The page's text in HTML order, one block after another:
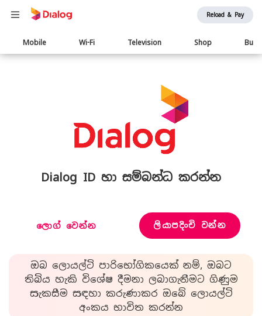
Reload & Pay
Main
navigation
Mobile Wi-Fi Television Shop
Dialog ID හා සම්බන්ධ කරන්න
ලොග් වෙන්න ලියාපදිංචි වන්න
ඔබ ලොයල්ටි පාරිභෝගිකයෙක් නම්, ඔබට
තිබිය හැකි විශේෂ දීමනා ලබාගැනීමට ගිණුම
සැකසීම සඳහා කරුණාකර ඔබේ ලොයල්ටි
අංකය භාවිත කරන්න